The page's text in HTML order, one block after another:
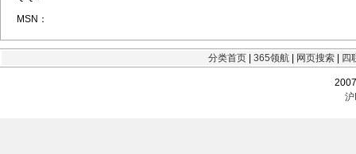
MSN：
分类首页 365领航 网页搜索 四